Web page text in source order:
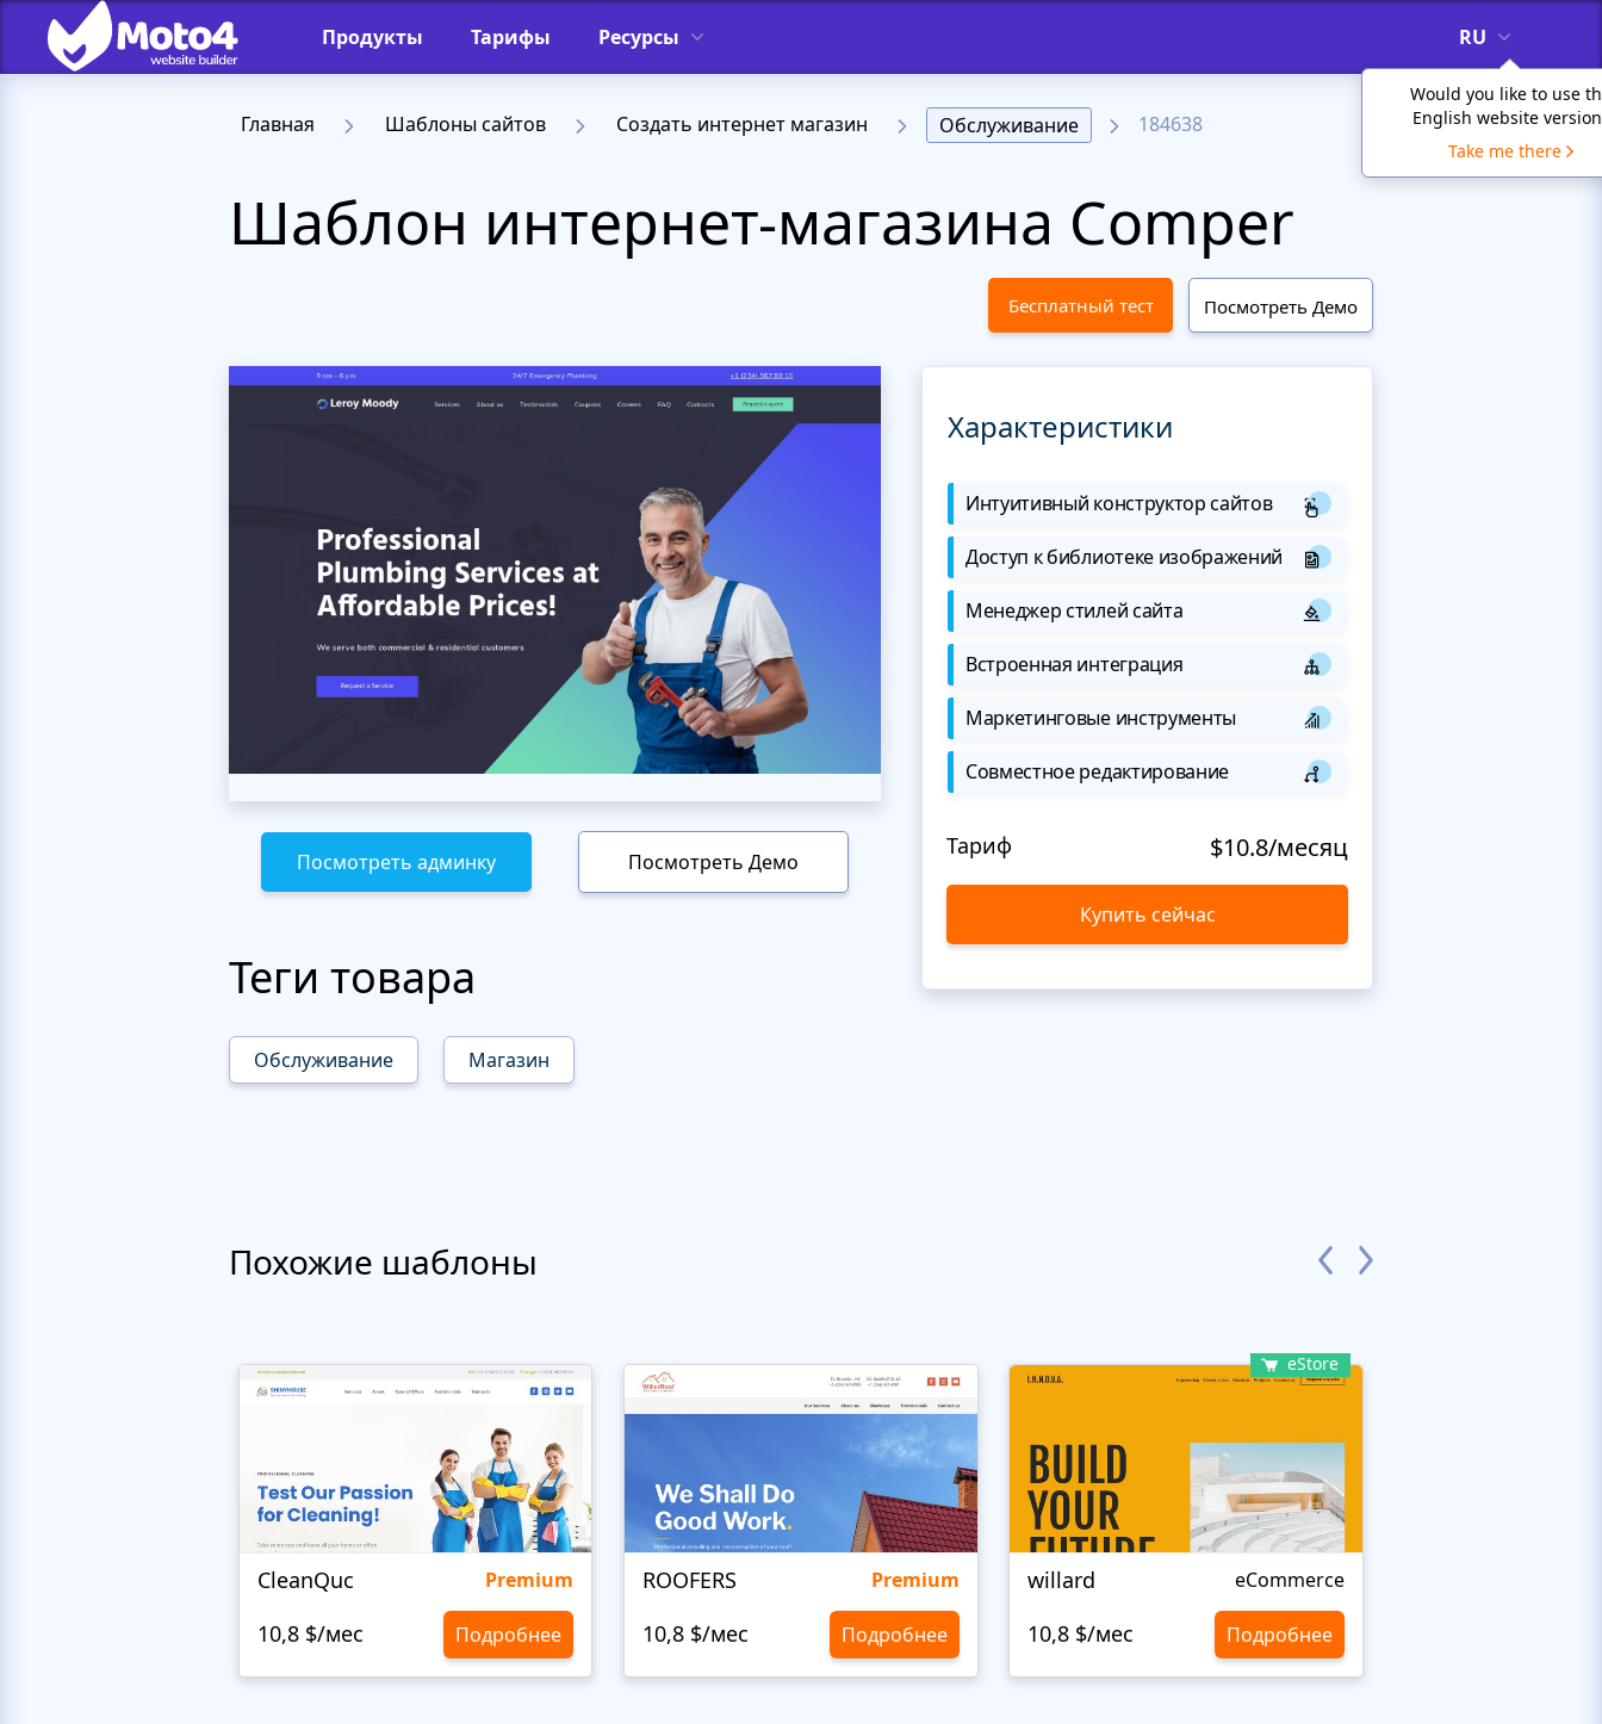
Продукты Тарифы Ресурсы RU
Would you like to use
English website
Take me there
Главная Шаблоны сайтов Создать интернет магазин Обслуживание 184638
Шаблон интернет-магазина Comper
Бесплатный тест Посмотреть Демо
Посмотреть админку Посмотреть Демо
Теги товара
Обслуживание Магазин
Характеристики
Интуитивный конструктор сайтов
Доступ к библиотеке изображений
Менеджер стилей сайта
Встроенная интеграция
Маркетинговые инструменты
Совместное редактирование
Тариф $10.8/месяц
Купить сейчас
Похожие шаблоны
CleanQuc Premium
10,8 $/мес Подробнее
ROOFERS Premium
10,8 $/мес Подробнее
eStore
willard eCommerce
10,8 $/мес Подробнее